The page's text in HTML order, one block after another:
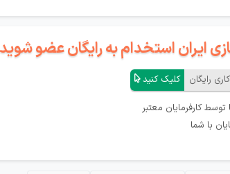
ایران استخدام به رایگان عضو
رایگان کلیک کنید
کارفرمایان معتبر
با شما